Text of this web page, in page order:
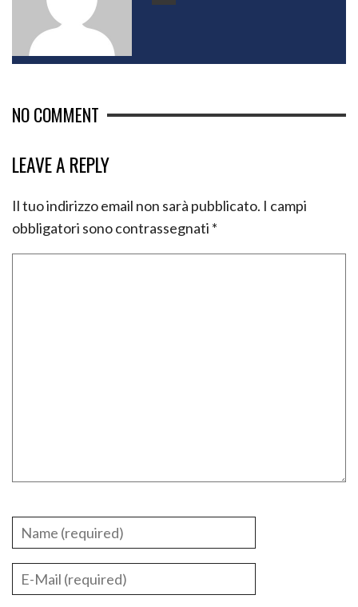
NO COMMENT
LEAVE A REPLY
Il tuo indirizzo email non sarà pubblicato. I campi
obbligatori sono contrassegnati *